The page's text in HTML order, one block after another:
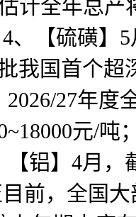
计全年总
、【硫磺】
我国首个
27年度
元/
【铝】4月
前，全国